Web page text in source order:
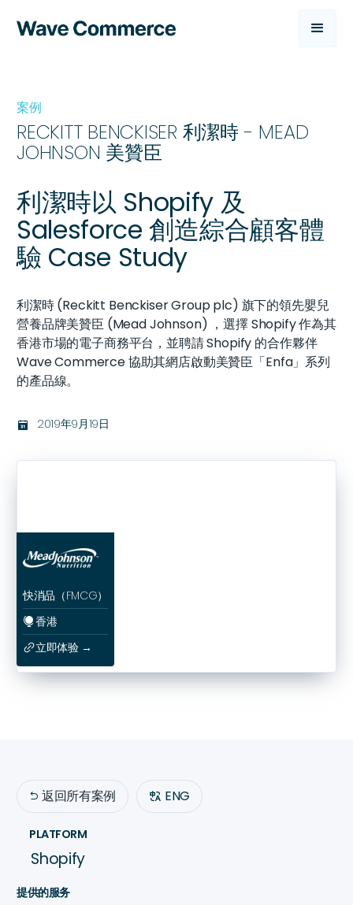
案例
RECKITT BENCKISER 利潔時 - MEAD
JOHNSON 美贊臣
利潔時以 Shopify 及
Salesforce 創造綜合顧客體
驗 Case Study
利潔時 (Reckitt Benckiser Group plc) 旗下的領先嬰兒
營養品牌美贊臣 (Mead Johnson) ，選擇 Shopify 作為其
香港市場的電子商務平台，並聘請 Shopify 的合作夥伴
Wave Commerce 協助其網店啟動美贊臣「Enfa」系列
的產品線。
בּ 2019年9月19日
快消品（FMCG）
ﱰ香港
ﳀ立即体验 →
 返回所有案例 ENG
PLATFORM
Shopify
提供的服务